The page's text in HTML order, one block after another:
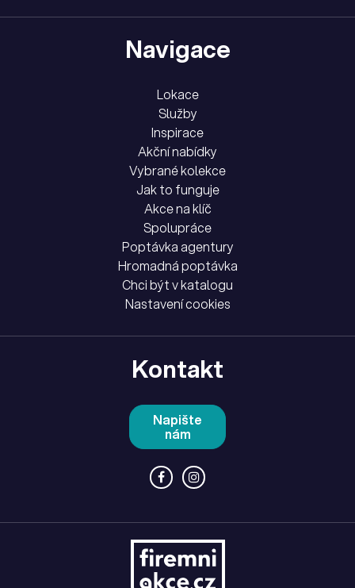
Navigace
Lokace
Služby
Inspirace
Akční nabídky
Vybrané kolekce
Jak to funguje
Akce na klíč
Spolupráce
Poptávka agentury
Hromadná poptávka
Chci být v katalogu
Nastavení cookies
Kontakt
Napište
nám